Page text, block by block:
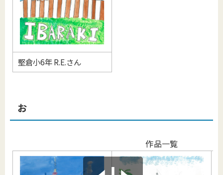
堅倉小6年 R.E.さん
お
作品一覧